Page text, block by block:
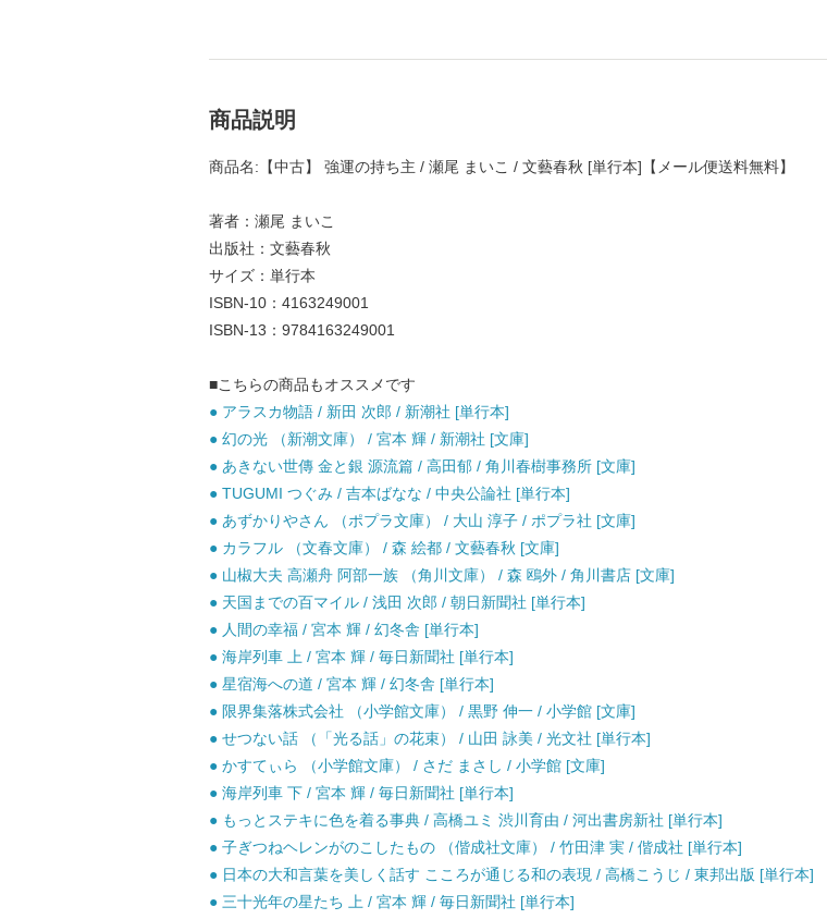
商品説明
商品名:【中古】 強運の持ち主 / 瀬尾 まいこ / 文藝春秋 [単行本]【メール便送料無料】
著者：瀬尾 まいこ
出版社：文藝春秋
サイズ：単行本
ISBN-10：4163249001
ISBN-13：9784163249001
■こちらの商品もオススメです
● アラスカ物語 / 新田 次郎 / 新潮社 [単行本]
● 幻の光 （新潮文庫） / 宮本 輝 / 新潮社 [文庫]
● あきない世傳 金と銀 源流篇 / 高田郁 / 角川春樹事務所 [文庫]
● TUGUMI つぐみ / 吉本ばなな / 中央公論社 [単行本]
● あずかりやさん （ポプラ文庫） / 大山 淳子 / ポプラ社 [文庫]
● カラフル （文春文庫） / 森 絵都 / 文藝春秋 [文庫]
● 山椒大夫 高瀬舟 阿部一族 （角川文庫） / 森 鴎外 / 角川書店 [文庫]
● 天国までの百マイル / 浅田 次郎 / 朝日新聞社 [単行本]
● 人間の幸福 / 宮本 輝 / 幻冬舎 [単行本]
● 海岸列車 上 / 宮本 輝 / 毎日新聞社 [単行本]
● 星宿海への道 / 宮本 輝 / 幻冬舎 [単行本]
● 限界集落株式会社 （小学館文庫） / 黒野 伸一 / 小学館 [文庫]
● せつない話 （「光る話」の花束） / 山田 詠美 / 光文社 [単行本]
● かすてぃら （小学館文庫） / さだ まさし / 小学館 [文庫]
● 海岸列車 下 / 宮本 輝 / 毎日新聞社 [単行本]
● もっとステキに色を着る事典 / 高橋ユミ 渋川育由 / 河出書房新社 [単行本]
● 子ぎつねヘレンがのこしたもの （偕成社文庫） / 竹田津 実 / 偕成社 [単行本]
● 日本の大和言葉を美しく話す こころが通じる和の表現 / 高橋こうじ / 東邦出版 [単行本]
● 三十光年の星たち 上 / 宮本 輝 / 毎日新聞社 [単行本]